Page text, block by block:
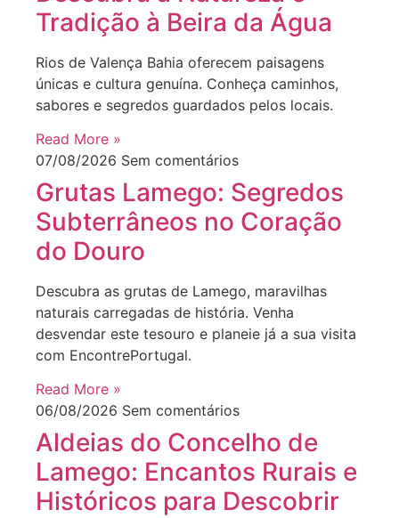
Tradição à Beira da Água
Rios de Valença Bahia oferecem paisagens
únicas e cultura genuína. Conheça caminhos,
sabores e segredos guardados pelos locais.
Read More »
07/08/2026 Sem comentários
Grutas Lamego: Segredos
Subterrâneos no Coração
do Douro
Descubra as grutas de Lamego, maravilhas
naturais carregadas de história. Venha
desvendar este tesouro e planeie já a sua visita
com EncontrePortugal.
Read More »
06/08/2026 Sem comentários
Aldeias do Concelho de
Lamego: Encantos Rurais e
Históricos para Descobrir